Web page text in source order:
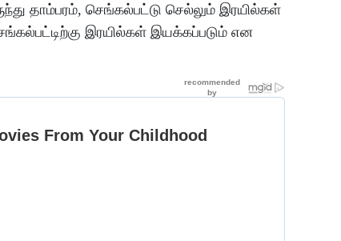
தாம்பரம், செங்கல்பட்டு செல்லும் இரயில்கள்
இரயில்கள் இயக்கப்படும் என